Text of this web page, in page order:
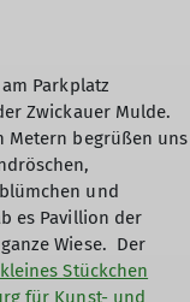
Parkplatz
Zwickauer Mulde.
Metern begrüßen uns
und
es Pavillion der
Wiese. Der
Stückchen